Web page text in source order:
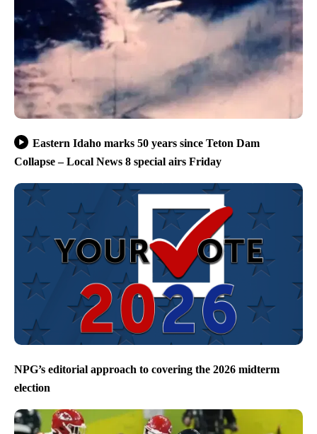
Eastern Idaho marks 50 years since Teton Dam
Collapse – Local News 8 special airs Friday
NPG’s editorial approach to covering the 2026 midterm
election